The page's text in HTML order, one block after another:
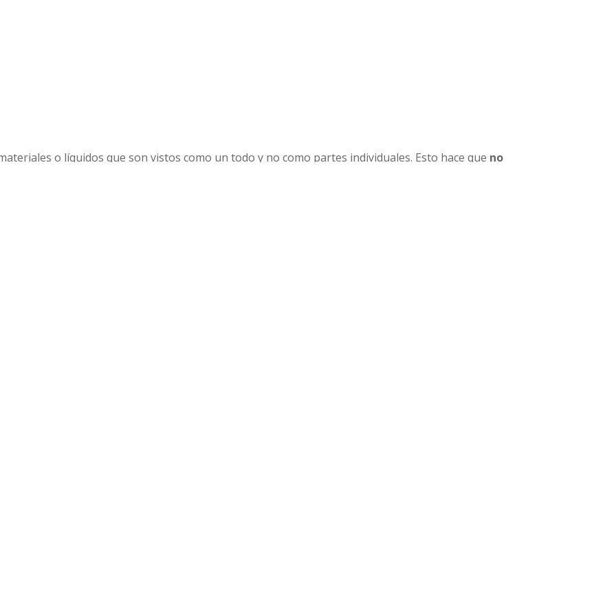
el inglés.
ser contables o incontables.
o líquidos que son vistos como un todo y no como partes individuales. Esto hace que no
usado en frases afirmativas, sin embargo no es tan común como en los otros dos casos